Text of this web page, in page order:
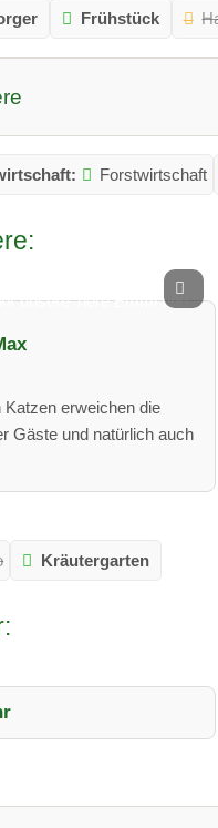
Frühstück
Forstwirtschaft
Katzen erweichen die
Gäste und natürlich auch
Kräutergarten